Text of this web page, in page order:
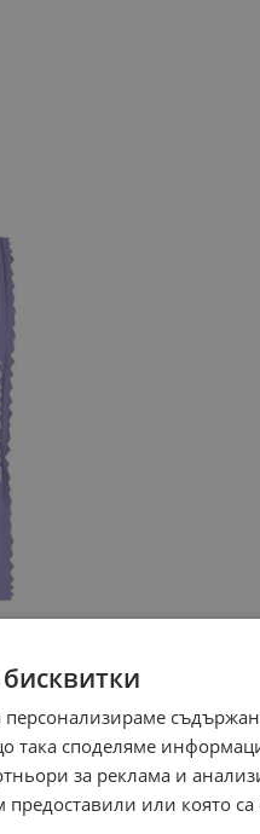
споделяме
за реклама и
предоставили или която